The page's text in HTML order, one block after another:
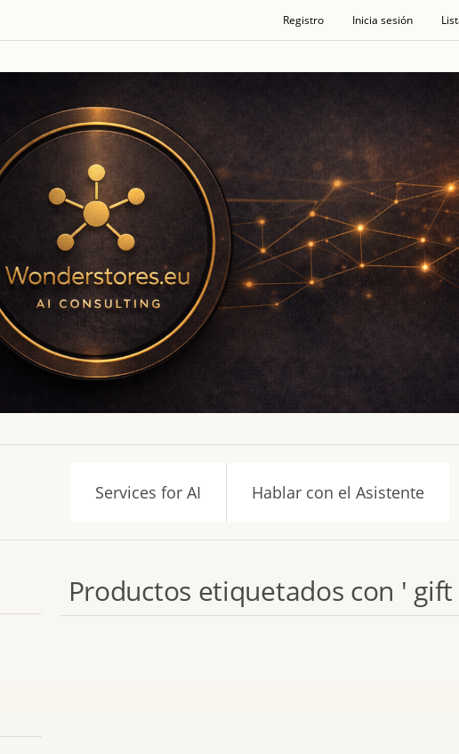
Registro Inicia sesión
Services for AI Hablar con el Asistente
Productos etiquetados con '